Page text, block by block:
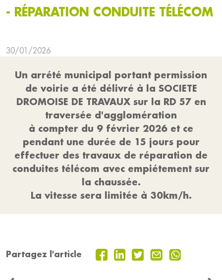
- RÉPARATION CONDUITE TÉLÉCOM
30/01/2026
Un arrété municipal portant permission
de voirie a été délivré à la SOCIETE
DROMOISE DE TRAVAUX sur la RD 57 en
traversée d'agglomération
à compter du 9 février 2026 et ce
pendant une durée de 15 jours pour
effectuer des travaux de réparation de
conduites télécom avec empiétement sur
la chaussée.
La vitesse sera limitée à 30km/h.
Partagez l'article